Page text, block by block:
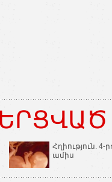
Հղիություն. 4-
ամիս